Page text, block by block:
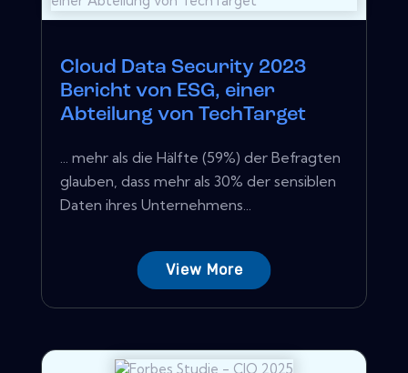
Cloud Data Security 2023
Bericht von ESG, einer
Abteilung von TechTarget
... mehr als die Hälfte (59%) der Befragten
glauben, dass mehr als 30% der sensiblen
Daten ihres Unternehmens...
View More